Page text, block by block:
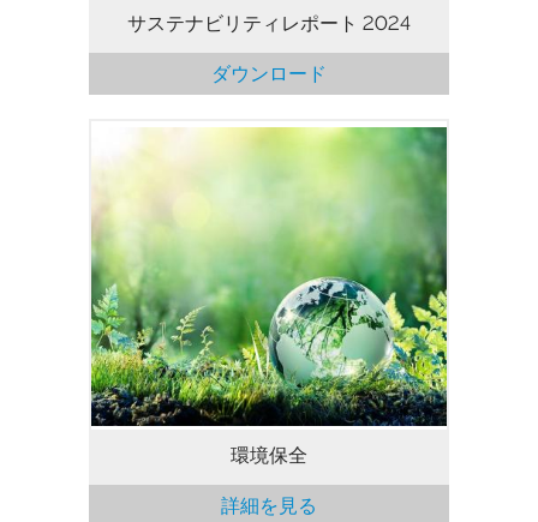
サステナビリティレポート 2024
ダウンロード
気候変動や地球への影響に配慮する必要性
を認識しています。
環境保全
詳細を見る